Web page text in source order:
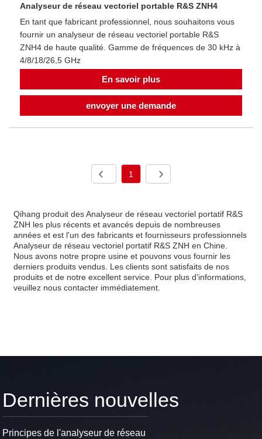
Analyseur de réseau vectoriel portable R&S ZNH4
En tant que fabricant professionnel, nous souhaitons vous
fournir un analyseur de réseau vectoriel portable R&S
ZNH4 de haute qualité. Gamme de fréquences de 30 kHz à
4/8/18/26,5 GHz
En savoir plus
envoyer une demande
1
Qihang produit des Analyseur de réseau vectoriel portatif R&S
ZNH les plus récents et avancés depuis de nombreuses
années et est l'un des fabricants et fournisseurs professionnels
Analyseur de réseau vectoriel portatif R&S ZNH en Chine.
Nous avons notre propre usine et pouvons vous fournir les
derniers produits vendus. Les clients sont satisfaits de nos
produits et de notre excellent service. Pour plus d’informations,
veuillez nous contacter immédiatement.
Dernières nouvelles
Principes de l'analyseur de réseau